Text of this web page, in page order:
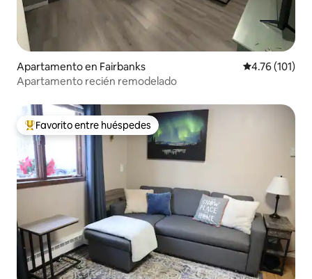
Apartamento en Fairbanks Calificación
4.76 (101)
Apartamento recién remodelado
Favorito entre huéspedes preferido
Favorito entre huéspedes